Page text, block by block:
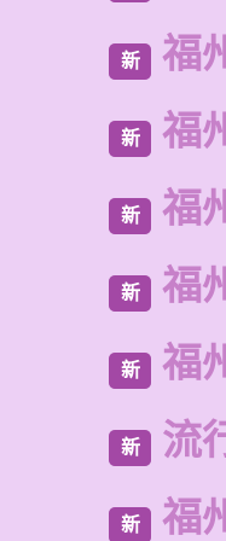
新 福
新 福
新 福
新 福
新 福
新 流
新 福